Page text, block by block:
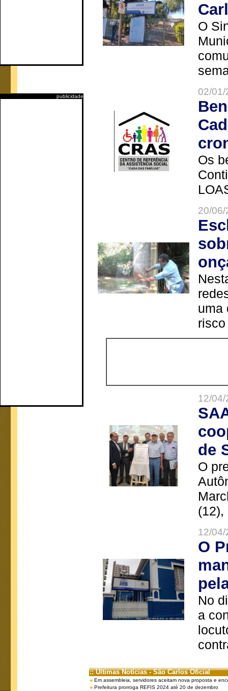
publicidade
O
02/
Os
20/
uma
12/
de
O
(12),
12/
O
No
a
:: Últimas Notícias - São Carlos Oficial
Em assembleia, servidores aceitam nova proposta e
Prefeitura prorroga REFIS 2024 até 20 de dezembro